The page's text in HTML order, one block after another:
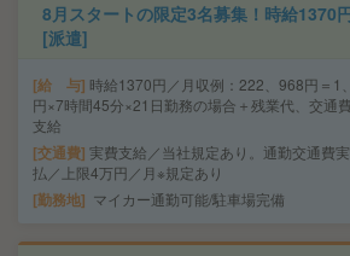
8月スタートの限定3名募集！時給1370
[派遣]
給 与 時給1370円／月収例：222、968円＝1
円×7時間45分×21日勤務の場合＋残業代、交通
支給
交通費 実費支給／当社規定あり。通勤交通費
払／上限4万円／月※規定あり
勤務地 マイカー通勤可能/駐車場完備